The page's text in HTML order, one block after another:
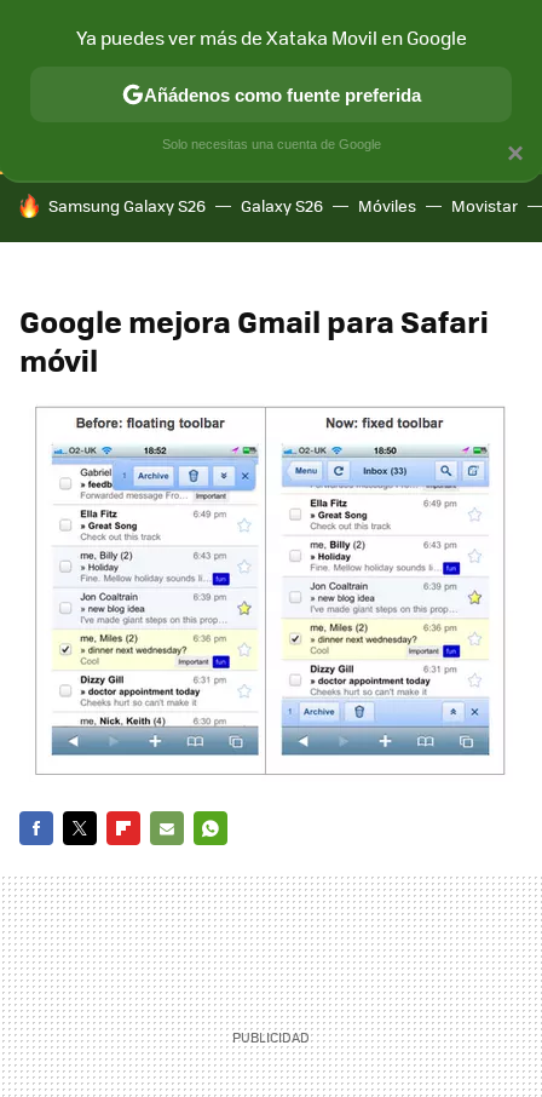
CONECTIVIDAD MÓVIL Y SOCIEDAD APLICACIONES
HOY SE HABLA DE
Samsung Galaxy S26 Galaxy S26 Móviles Movistar
Google mejora Gmail para Safari
móvil
MAIL
×
Ya puedes ver más de Xataka Movil en Google
Añádenos como fuente preferida
Solo necesitas una cuenta de Google